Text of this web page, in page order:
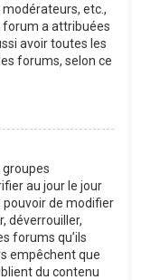
modérateurs, etc.,
forum a attribuées
avoir toutes les
forums, selon ce
groupes
au jour le jour
pouvoir de modifier
déverrouiller,
forums qu’ils
empêchent que
du contenu